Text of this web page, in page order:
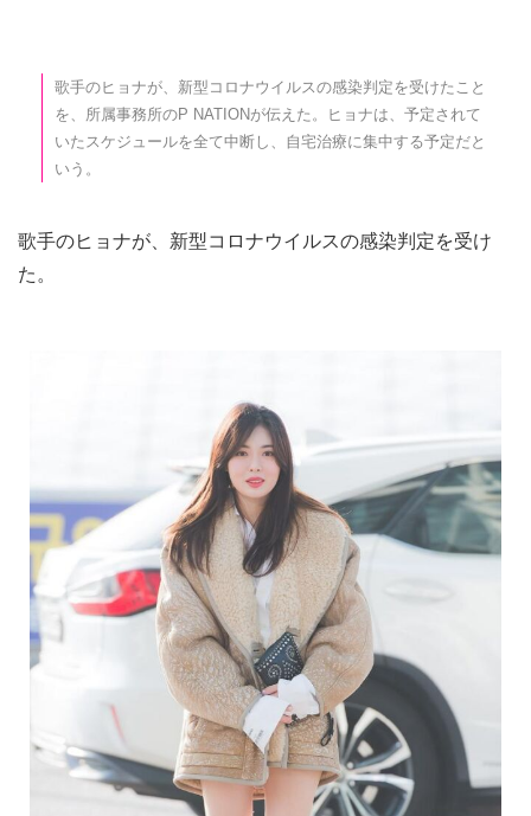
歌手のヒョナが、新型コロナウイルスの感染判定を受けたこと
を、所属事務所のP NATIONが伝えた。ヒョナは、予定されて
いたスケジュールを全て中断し、自宅治療に集中する予定だと
いう。
歌手のヒョナが、新型コロナウイルスの感染判定を受け
た。